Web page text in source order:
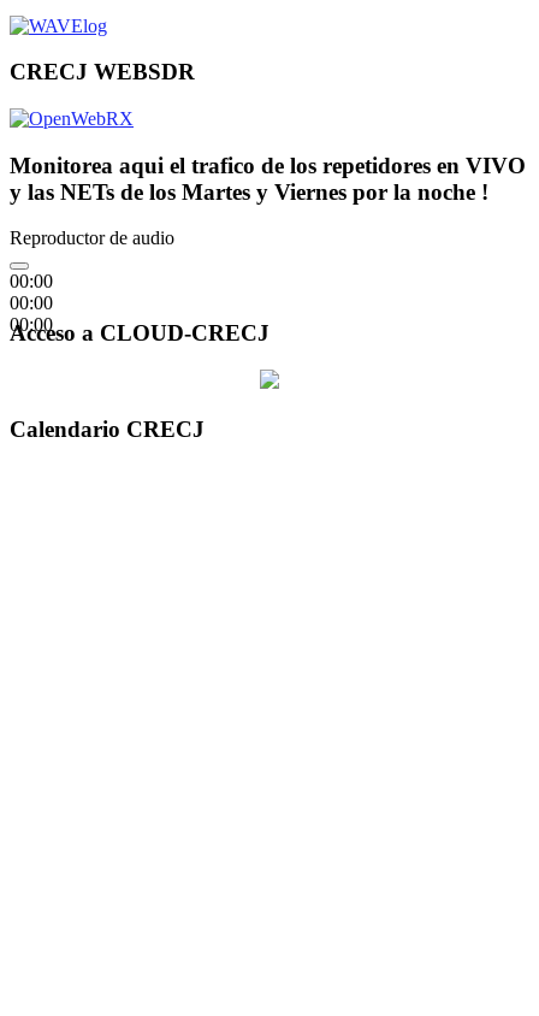
CRECJ WEBSDR
Monitorea aqui el trafico de los repetidores en VIVO
y las NETs de los Martes y Viernes por la noche !
Reproductor de audio
00:00
00:00
00:00
Acceso a CLOUD-CRECJ
Calendario CRECJ